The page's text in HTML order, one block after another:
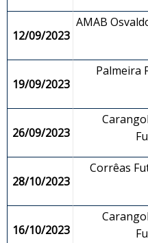
12/09/2023
AMAB
19/09/2023
Palmeira
26/09/2023
28/10/2023
Corrêas
16/10/2023